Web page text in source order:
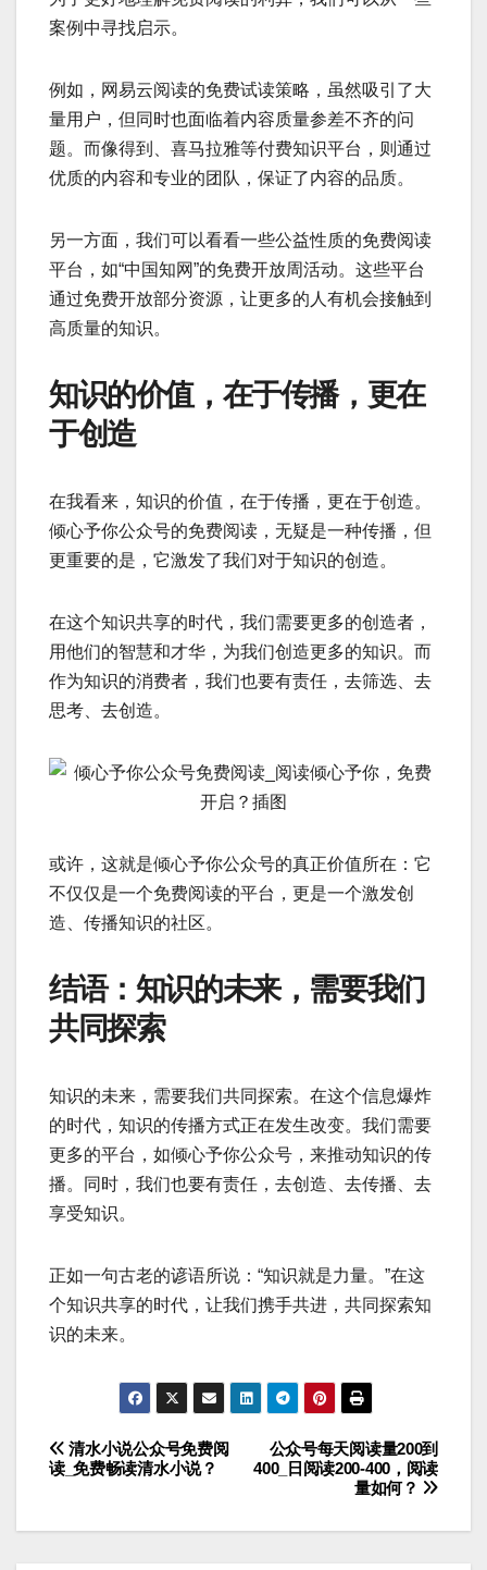
案例中寻找启示。
例如，网易云阅读的免费试读策略，虽然吸引了大
量用户，但同时也面临着内容质量参差不齐的问
题。而像得到、喜马拉雅等付费知识平台，则通过
优质的内容和专业的团队，保证了内容的品质。
另一方面，我们可以看看一些公益性质的免费阅读
平台，如“中国知网”的免费开放周活动。这些平台
通过免费开放部分资源，让更多的人有机会接触到
高质量的知识。
知识的价值，在于传播，更在
于创造
在我看来，知识的价值，在于传播，更在于创造。
倾心予你公众号的免费阅读，无疑是一种传播，但
更重要的是，它激发了我们对于知识的创造。
在这个知识共享的时代，我们需要更多的创造者，
用他们的智慧和才华，为我们创造更多的知识。而
作为知识的消费者，我们也要有责任，去筛选、去
思考、去创造。
或许，这就是倾心予你公众号的真正价值所在：它
不仅仅是一个免费阅读的平台，更是一个激发创
造、传播知识的社区。
结语：知识的未来，需要我们
共同探索
知识的未来，需要我们共同探索。在这个信息爆炸
的时代，知识的传播方式正在发生改变。我们需要
更多的平台，如倾心予你公众号，来推动知识的传
播。同时，我们也要有责任，去创造、去传播、去
享受知识。
正如一句古老的谚语所说：“知识就是力量。”在这
个知识共享的时代，让我们携手共进，共同探索知
识的未来。
文
公众号每天阅读量200到
400_日阅读200-400，阅读
量如何？
清水小说公众号免费阅
读_免费畅读清水小说？